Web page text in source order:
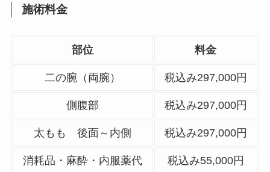
施術料金
部位 料金
二の腕（両腕） 税込み297,000円
側腹部 税込み297,000円
太もも 後面～内側 税込み297,000円
消耗品・麻酔・内服薬代 税込み55,000円